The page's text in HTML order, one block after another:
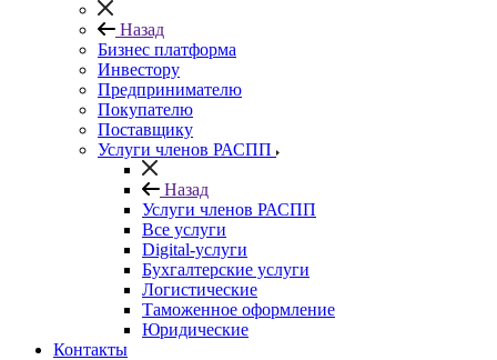
Назад
Бизнес платформа
Инвестору
Предпринимателю
Покупателю
Поставщику
Услуги членов РАСПП
Назад
Услуги членов РАСПП
Все услуги
Digital-услуги
Бухгалтерские услуги
Логистические
Таможенное оформление
Юридические
Контакты